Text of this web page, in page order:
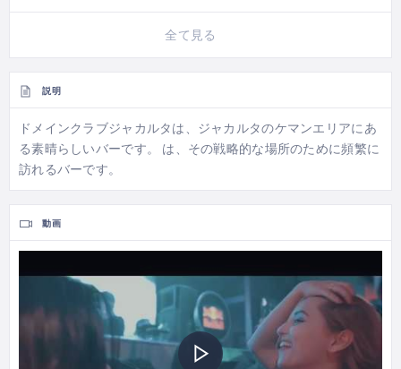
全て見る
説明
ドメインクラブジャカルタは、ジャカルタのケマンエリアにあ
る素晴らしいバーです。 は、その戦略的な場所のために頻繁に
訪れるバーです。
動画